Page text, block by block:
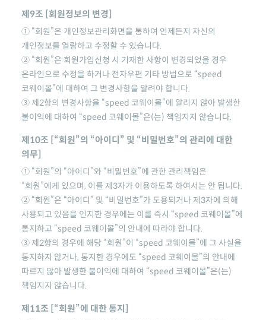
제9조 [회원정보의 변경]
① “회원”은 개인정보관리화면을 통하여 언제든지 자신의
개인정보를 열람하고 수정할 수 있습니다.
② “회원”은 회원가입신청 시 기재한 사항이 변경되었을 경우
온라인으로 수정을 하거나 전자우편 기타 방법으로 “speed
코웨이몰”에 대하여 그 변경사항을 알려야 합니다.
③ 제2항의 변경사항을 “speed 코웨이몰”에 알리지 않아 발생한
불이익에 대하여 “speed 코웨이몰”은(는) 책임지지 않습니다.
제10조 [“회원”의 “아이디” 및 “비밀번호”의 관리에 대한
의무]
① “회원”의 “아이디”와 “비밀번호”에 관한 관리책임은
“회원”에게 있으며, 이를 제3자가 이용하도록 하여서는 안 됩니다.
② “회원”은 “아이디” 및 “비밀번호”가 도용되거나 제3자에 의해
사용되고 있음을 인지한 경우에는 이를 즉시 “speed 코웨이몰”에
통지하고 “speed 코웨이몰”의 안내에 따라야 합니다.
③ 제2항의 경우에 해당 “회원”이 “speed 코웨이몰”에 그 사실을
통지하지 않거나, 통지한 경우에도 “speed 코웨이몰”의 안내에
따르지 않아 발생한 불이익에 대하여 “speed 코웨이몰”은(는)
책임지지 않습니다.
제11조 [“회원”에 대한 통지]